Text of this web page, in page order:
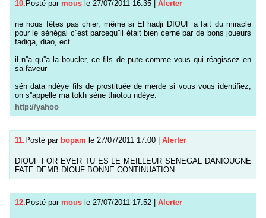
10. Posté par mous le 27/07/2011 16:35 Alerter
ne nous fêtes pas chier, même si El hadji DIOUF a fait du miracle
pour le sénégal c''est parcequ''il était bien cerné par de bons joueurs
fadiga, diao, ect.................
il n''a qu''a la boucler, ce fils de pute comme vous qui réagissez en
sa faveur
sén data ndèye fils de prostituée de merde si vous vous identifiez,
on s''appelle ma tokh sène thiotou ndèye.
http://yahoo
11.Posté par bopam le 27/07/2011 17:00 | Alerter
DIOUF FOR EVER TU ES LE MEILLEUR SENEGAL DANIOUGNE
FATE DEMB DIOUF BONNE CONTINUATION
12. Posté par mous le 27/07/2011 17:52 Alerter